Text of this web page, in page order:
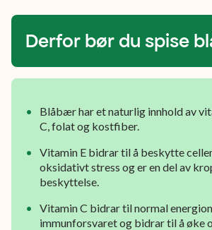
dette
gjør
dem
bare
ekstra
gode.
Derfor bør du spise
Blåbær har et naturlig innhold av
C, folat og kostfiber.
Vitamin E bidrar til å beskytte
oksidativt stress og er en del av
beskyttelse.
Vitamin C bidrar til normal
immunforsvaret og bidrar til å øke